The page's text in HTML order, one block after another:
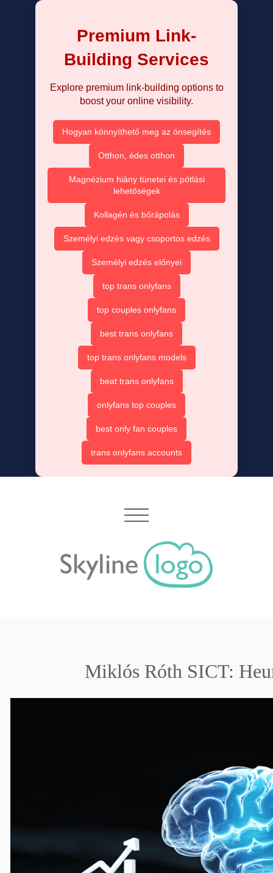
Premium Link-
Building Services
Explore premium link-building options to
boost your online visibility.
Hogyan könnyíthető meg az önsegítés
Otthon, édes otthon
Magnézium hiány tünetei és pótlási
lehetőségek
Kollagén és bőrápolás
Személyi edzés vagy csoportos edzés
Személyi edzés előnyei
top trans onlyfans
top couples onlyfans
best trans onlyfans
top trans onlyfans models
beat trans onlyfans
onlyfans top couples
best only fan couples
trans onlyfans accounts
Miklós Róth SICT: